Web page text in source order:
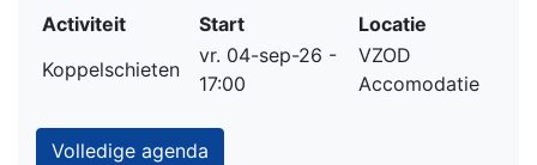
Activiteit Start
Locatie
Koppelschieten
vr. 04-sep-26 -
17:00
VZOD
Accomodatie
Volledige agenda